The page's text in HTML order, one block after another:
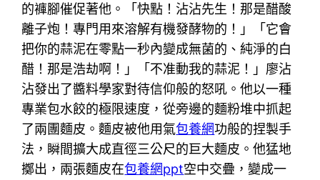
的褲腳催促著他。「快點！沾沾先生！那是醋酸
離子炮！專門用來溶解有機發酵物的！」「它會
把你的蒜泥在零點一秒內變成無菌的、純淨的白
醋！那是浩劫啊！」「不准動我的蒜泥！」廖沾
沾發出了醬料學家對待信仰般的怒吼。他以一種
專業包水餃的極限速度，從旁邊的麵粉堆中抓起
了兩團麵皮。麵皮被他用氣包養網功般的捏製手
法，瞬間擴大成直徑三公尺的巨大麵皮。他猛地
擲出，兩張麵皮在包養網ppt空中交疊，變成一